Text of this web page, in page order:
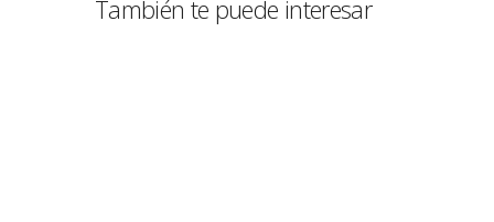
También te puede interesar